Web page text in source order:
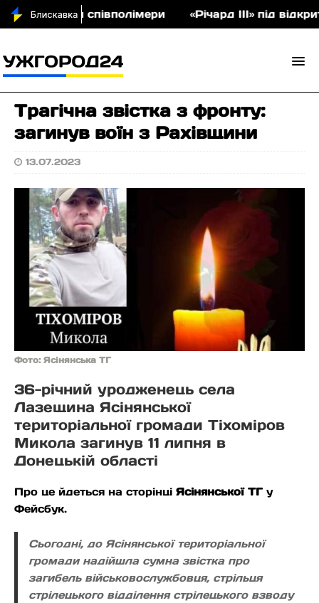
аукціон співполімери «Річард ІІІ» під
Трагічна звістка з фронту:
загинув воїн з Рахівщини
13.07.2023
Фото: Ясінянська ТГ
36-річний уродженець села
Лазещина Ясінянської
територіальної громади Тіхоміров
Микола загинув 11 липня в
Донецькій області
Про це йдеться на сторінці Ясінянської ТГу
Фейсбук.
Сьогодні, до Ясінянської територіальної
громади надійшла сумна звістка про
загибель військовослужбовця, стрільця
стрілецького відділення стрілецького взводу